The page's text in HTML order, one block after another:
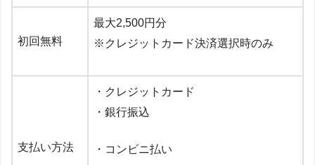
初回無料
最大2,500円分
※クレジットカード決済選択時のみ
支払い方法
・クレジットカード
・銀行振込
・コンビニ払い